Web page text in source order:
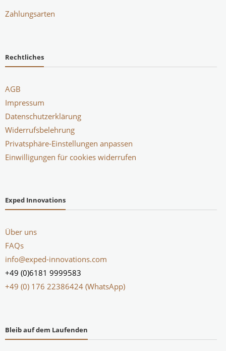
Zahlungsarten
Rechtliches
AGB
Impressum
Datenschutzerklärung
Widerrufsbelehrung
Privatsphäre-Einstellungen anpassen
Einwilligungen für cookies widerrufen
Exped Innovations
Über uns
FAQs
info@exped-innovations.com
+49 (0)6181 9999583
+49 (0) 176 22386424 (WhatsApp)
Bleib auf dem Laufenden